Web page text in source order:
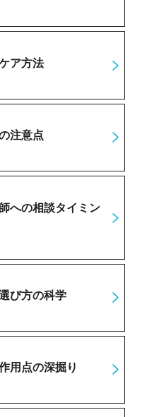
ア方法
注意点
への相談タイミン
び方の科学
用点の深掘り